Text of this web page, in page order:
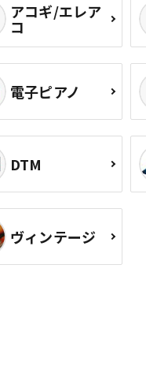
アコギ/エレア
コ
電子ピアノ
DTM
ヴィンテージ